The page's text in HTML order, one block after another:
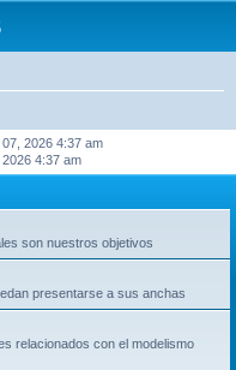
2026 4:37 am
4:37 am
son nuestros objetivos
presentarse a sus anchas
relacionados con el modelismo